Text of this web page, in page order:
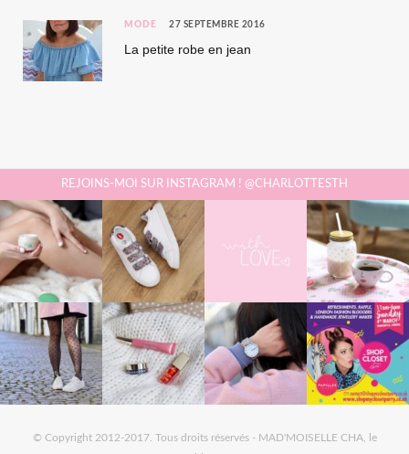
MODE 27 SEPTEMBRE 2016
La petite robe en jean
REJOINS-MOI SUR INSTAGRAM ! @CHARLOTTESTH
© Copyright 2012-2017. Tous droits réservés - MAD'MOISELLE CHA, le